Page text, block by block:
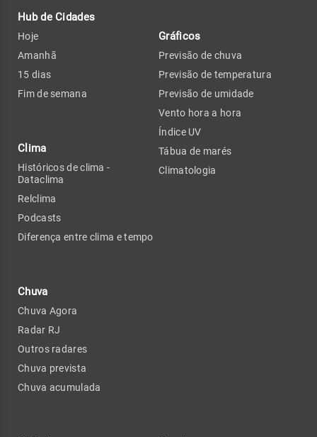
Hub de Cidades
Hoje
Amanhã
15 dias
Fim de semana
Clima
Históricos de clima -
Dataclima
Relclima
Podcasts
Diferença entre clima e tempo
Chuva
Chuva Agora
Radar RJ
Outros radares
Chuva prevista
Chuva acumulada
Gráficos
Previsão de chuva
Previsão de temperatura
Previsão de umidade
Vento hora a hora
Índice UV
Tábua de marés
Climatologia